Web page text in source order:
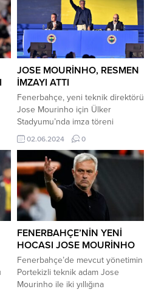
JOSE MOURİNHO, RESMEN
İMZAYI ATTI
Fenerbahçe, yeni teknik direktörü
Jose Mourinho için Ülker
Stadyumu’nda imza töreni
düzenledi. Taraftarların yoğun
katılım gösterdiği imza töreninde
açıklamalarda bulunan dünyaca
ünlü teknik direktör, ilk andan
itibaren gösterilen ilginin
kendisini etkilediğini ifade etti.
Sözlerinin ardından Mourinho
kendisini Fenerbahçe’ye
bağlayan sözleşmeyi imzaladı.
Jose Mourinho’nun imza
törenindeki sözleri şu şekilde:
“Öncelikle sevginizden...
02.06.2024 0
FENERBAHÇE’NİN YENİ
HOCASI JOSE MOURİNHO
Fenerbahçe’de mevcut yönetimin
Portekizli teknik adam Jose
Mourinho ile iki yıllığına